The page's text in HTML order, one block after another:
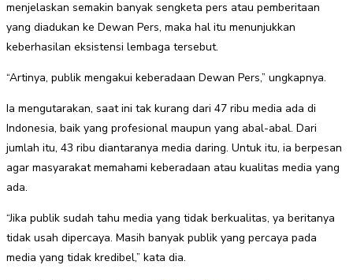
menjelaskan semakin banyak sengketa pers atau pemberitaan
yang diadukan ke Dewan Pers, maka hal itu menunjukkan
keberhasilan eksistensi lembaga tersebut.
“Artinya, publik mengakui keberadaan Dewan Pers,” ungkapnya.
Ia mengutarakan, saat ini tak kurang dari 47 ribu media ada di
Indonesia, baik yang profesional maupun yang abal-abal. Dari
jumlah itu, 43 ribu diantaranya media daring. Untuk itu, ia berpesan
agar masyarakat memahami keberadaan atau kualitas media yang
ada.
“Jika publik sudah tahu media yang tidak berkualitas, ya beritanya
tidak usah dipercaya. Masih banyak publik yang percaya pada
media yang tidak kredibel,” kata dia.